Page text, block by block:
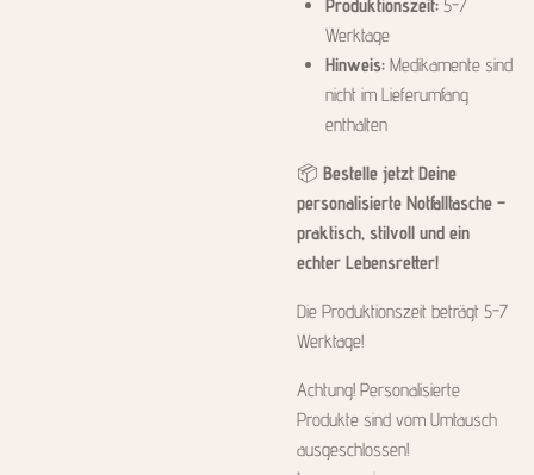
Produktionszeit: 5-7
Werktage
Hinweis: Medikamente sind
nicht im Lieferumfang
enthalten
📦 Bestelle jetzt Deine
personalisierte Notfalltasche –
praktisch, stilvoll und ein
echter Lebensretter!
Die Produktionszeit beträgt 5-7
Werktage!
Achtung! Personalisierte
Produkte sind vom Umtausch
ausgeschlossen!